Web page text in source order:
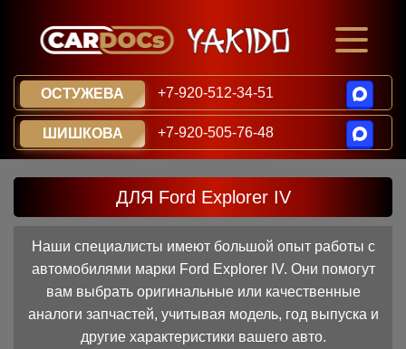
ОСТУЖЕВА +7-920-512-34-51
ШИШКОВА +7-920-505-76-48
ДЛЯ Ford Explorer IV
Наши специалисты имеют большой опыт работы с
автомобилями марки Ford Explorer IV. Они помогут
вам выбрать оригинальные или качественные
аналоги запчастей, учитывая модель, год выпуска и
другие характеристики вашего авто.